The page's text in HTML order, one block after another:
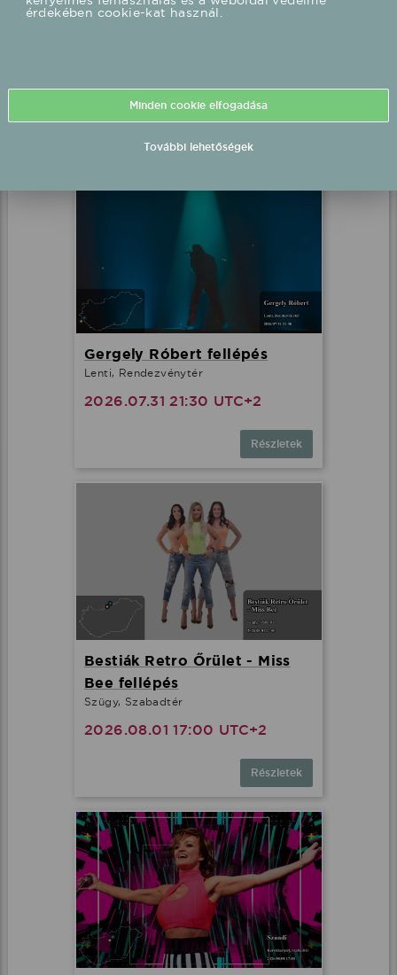
2026.07.31 21:30 UTC+2
Gergely Róbert fellépés
Lenti, Rendezvénytér
2026.07.31 21:30 UTC+2
Részletek
Bestiák Retro Őrület - Miss
Bee fellépés
Szügy, Szabadtér
2026.08.01 17:00 UTC+2
Részletek